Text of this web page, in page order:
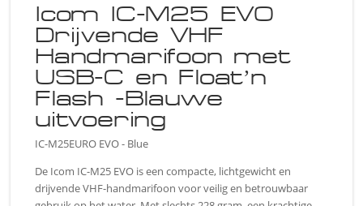
Icom IC-M25 EVO
Drijvende VHF
Handmarifoon met
USB-C en Float’n
Flash -Blauwe
uitvoering
IC-M25EURO EVO - Blue
De Icom IC-M25 EVO is een compacte, lichtgewicht en
drijvende VHF-handmarifoon voor veilig en betrouwbaar